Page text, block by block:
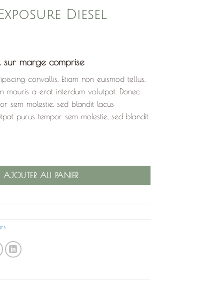
Diesel
sur marge comprise
convallis. Etiam non euismod tellus.
mauris a erat interdum volutpat. Donec
sem molestie, sed blandit lacus
purus tempor sem molestie, sed blandit
Diesel
AJOUTER AU PANIER